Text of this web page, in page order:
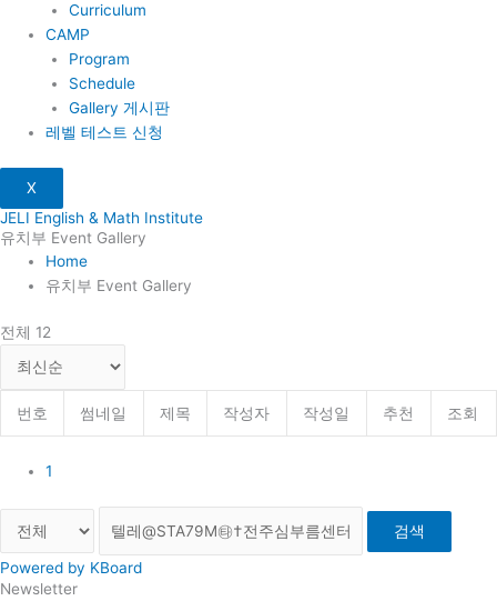
Curriculum
CAMP
Program
Schedule
Gallery 게시판
레벨 테스트 신청
X
JELI English & Math Institute
유치부 Event Gallery
Home
유치부 Event Gallery
전체 12
번호 썸네일 제목 작성자 작성일 추천 조회
1
검색
Powered by KBoard
Newsletter